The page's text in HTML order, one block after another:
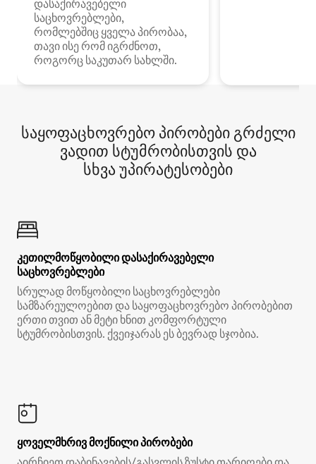
დასაქირავებელი
საცხოვრებლები,
რომლებშიც ყველა პირობაა,
თავი ისე რომ იგრძნოთ,
როგორც საკუთარ სახლში.
საყოფაცხოვრებო პირობები გრძელი
ვადით სტუმრობისთვის და
სხვა უპირატესობები
კეთილმოწყობილი დასაქირავებელი
საცხოვრებლები
სრულად მოწყობილი საცხოვრებლები
სამზარეულოებით და საყოფაცხოვრებო პირობებით
ერთი თვით ან მეტი ხნით კომფორტული
სტუმრობისთვის. ქვეიჯარას ეს ბევრად სჯობია.
ყოველმხრივ მოქნილი პირობები